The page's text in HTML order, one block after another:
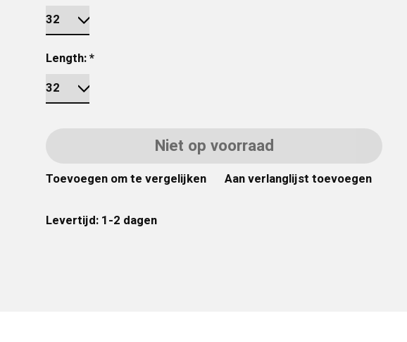
Length:*
Niet op voorraad
Toevoegen om te vergelijken Aan verlanglijst toevoegen
Levertijd: 1-2 dagen